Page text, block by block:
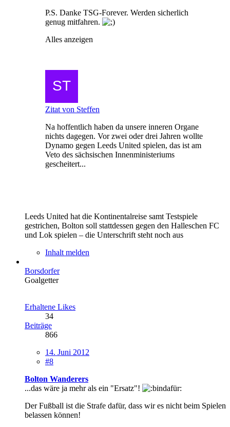
P.S. Danke TSG-Forever. Werden sicherlich
genug mitfahren.
Alles anzeigen
Zitat von Steffen
Na hoffentlich haben da unsere inneren Organe
nichts dagegen. Vor zwei oder drei Jahren wollte
Dynamo gegen Leeds United spielen, das ist am
Veto des sächsischen Innenministeriums
gescheitert...
Leeds United hat die Kontinentalreise samt Testspiele
gestrichen, Bolton soll stattdessen gegen den Halleschen FC
und Lok spielen – die Unterschrift steht noch aus
Inhalt melden
Borsdorfer
Goalgetter
Erhaltene Likes
34
Beiträge
866
14. Juni 2012
#8
Bolton Wanderers
...das wäre ja mehr als ein "Ersatz"!
Der Fußball ist die Strafe dafür, dass wir es nicht beim Spielen
belassen können!